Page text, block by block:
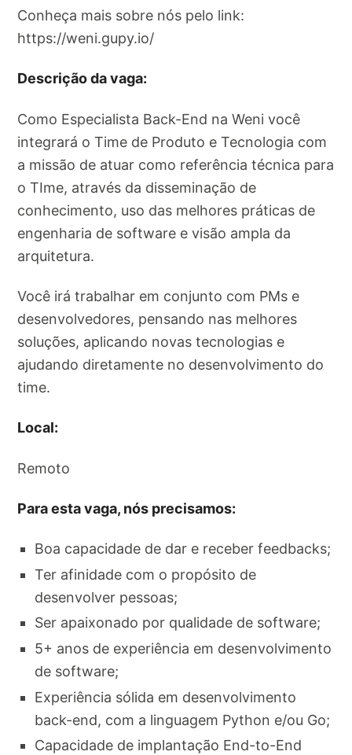
Conheça mais sobre nós pelo link:
https://weni.gupy.io/
Descrição da vaga:
Como Especialista Back-End na Weni você
integrará o Time de Produto e Tecnologia com
a missão de atuar como referência técnica para
o TIme, através da disseminação de
conhecimento, uso das melhores práticas de
engenharia de software e visão ampla da
arquitetura.
Você irá trabalhar em conjunto com PMs e
desenvolvedores, pensando nas melhores
soluções, aplicando novas tecnologias e
ajudando diretamente no desenvolvimento do
time.
Local:
Remoto
Para esta vaga, nós precisamos:
Boa capacidade de dar e receber feedbacks;
Ter afinidade com o propósito de
desenvolver pessoas;
Ser apaixonado por qualidade de software;
5+ anos de experiência em desenvolvimento
de software;
Experiência sólida em desenvolvimento
back-end, com a linguagem Python e/ou Go;
Capacidade de implantação End-to-End